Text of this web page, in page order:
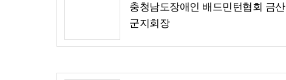
충청남도장애인 배드민턴협회 금산
군지회장